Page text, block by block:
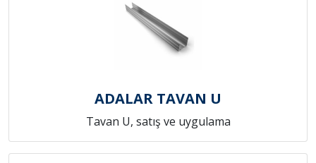
ADALAR TAVAN U
Tavan U, satış ve uygulama